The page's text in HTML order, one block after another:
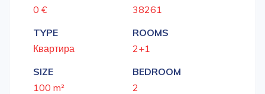
0 €
38261
TYPE
Квартира
ROOMS
2+1
SIZE
100 m²
BEDROOM
2